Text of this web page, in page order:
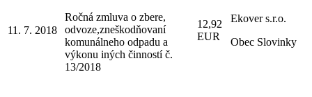
11. 7. 2018
Ročná zmluva o zbere,
odvoze,zneškodňovaní
komunálneho odpadu a
výkonu iných činností č.
13/2018
12,92
EUR
Ekover s.r.o.
Obec Slovinky